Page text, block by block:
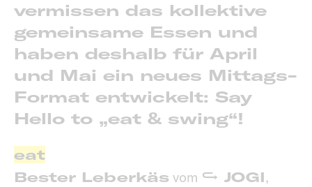
vermissen das kollektive
gemeinsame Essen und
haben deshalb für April
und Mai ein neues Mittags-
Format entwickelt: Say
Hello to „eat & swing“!
eat
Bester Leberkäs vom JOGI,